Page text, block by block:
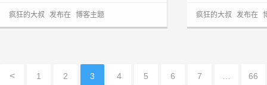
疯狂的大叔 发布在 博客主题 疯狂的大叔 发布在
< 1 2 3 4 5 6 7 66